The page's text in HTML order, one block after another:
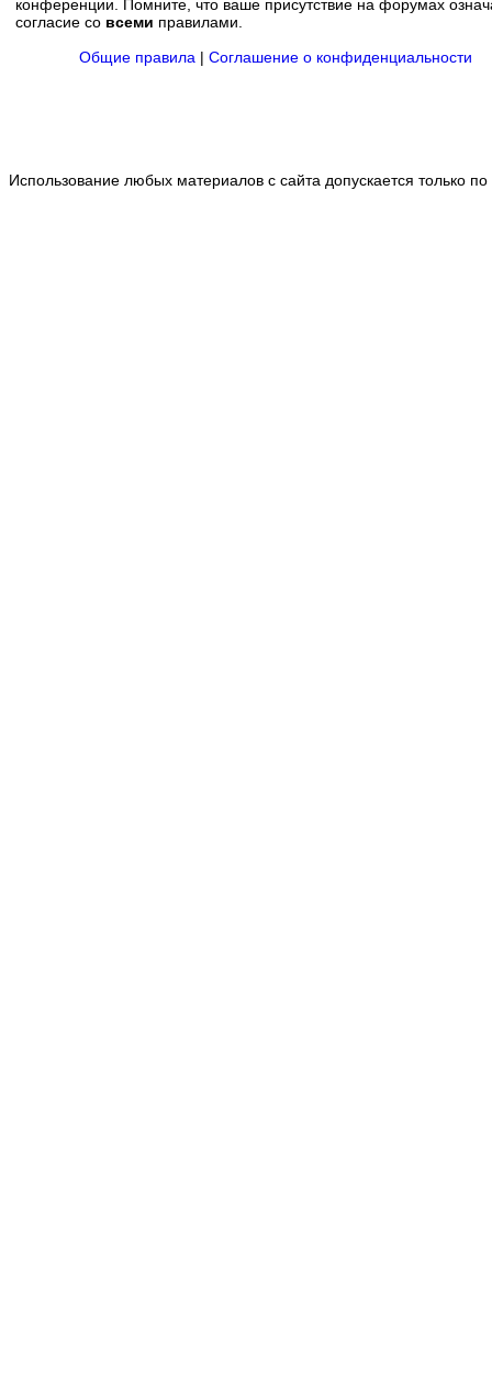
конференции. Помните, что ваше присутствие на форумах
согласие со всеми правилами.
Общие правила | Соглашение о конфиденциальности
Использование любых материалов с сайта допускается только